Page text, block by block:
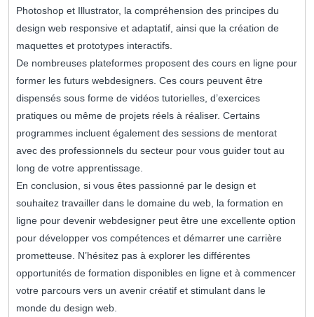
Photoshop et Illustrator, la compréhension des principes du
design web responsive et adaptatif, ainsi que la création de
maquettes et prototypes interactifs.
De nombreuses plateformes proposent des cours en ligne pour
former les futurs webdesigners. Ces cours peuvent être
dispensés sous forme de vidéos tutorielles, d’exercices
pratiques ou même de projets réels à réaliser. Certains
programmes incluent également des sessions de mentorat
avec des professionnels du secteur pour vous guider tout au
long de votre apprentissage.
En conclusion, si vous êtes passionné par le design et
souhaitez travailler dans le domaine du web, la formation en
ligne pour devenir webdesigner peut être une excellente option
pour développer vos compétences et démarrer une carrière
prometteuse. N’hésitez pas à explorer les différentes
opportunités de formation disponibles en ligne et à commencer
votre parcours vers un avenir créatif et stimulant dans le
monde du design web.